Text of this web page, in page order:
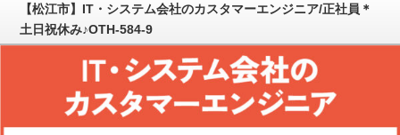
【松江市】IT・システム会社のカスタマーエンジニア/正社員＊
土日祝休み♪OTH-584-9